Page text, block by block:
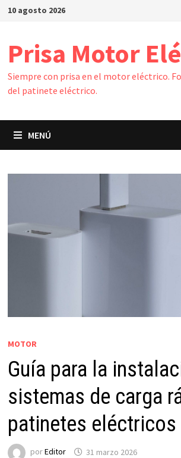
Saltar
10 agosto 2026
Prisa Motor
Siempre con prisa en el motor eléctrico.
del patinete eléctrico.
MENÚ
MOTOR
Guía para la
sistemas de carga
patinetes eléctricos
porEditor 31 marzo 2026